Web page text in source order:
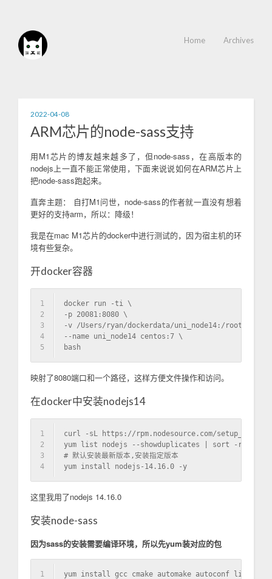
Home Archives
2022-04-08
ARM芯片的node-sass支持
用M1芯片的博友越来越多了，但node-sass，在高版本的
nodejs上一直不能正常使用，下面来说说如何在ARM芯片上
把node-sass跑起来。
直奔主题： 自打M1问世，node-sass的作者就一直没有想着
更好的支持arm，所以：降级！
我是在mac M1芯片的docker中进行测试的，因为宿主机的环
境有些复杂。
开docker容器
1
2
3
4
5
docker run -ti \
-p 20081:8080 \
-v /Users/ryan/dockerdata/uni_node14:/root/uni \
--name uni_node14 centos:7 \
bash
映射了8080端口和一个路径，这样方便文件操作和访问。
在docker中安装nodejs14
1
2
3
4
curl -sL https://rpm.nodesource.com/setup_14.x |
yum list nodejs --showduplicates | sort -r   #列出
# 默认安装最新版本,安装指定版本
yum install nodejs-14.16.0 -y
这里我用了nodejs 14.16.0
安装node-sass
因为sass的安装需要编译环境，所以先yum装对应的包
1 yum install gcc cmake automake autoconf libtool